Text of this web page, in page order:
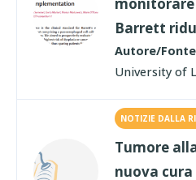
Barrett
Autore/
University of
NOTIZIE DALLA
Tumore
nuova